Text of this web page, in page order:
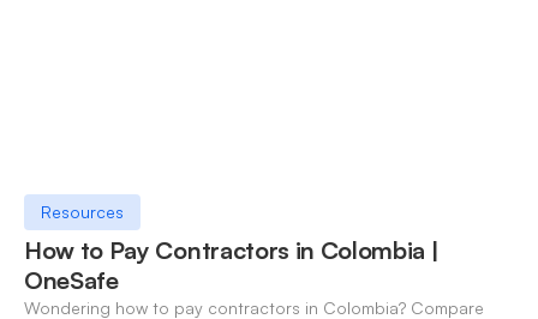
Resources
How to Pay Contractors in Colombia |
OneSafe
Wondering how to pay contractors in Colombia? Compare